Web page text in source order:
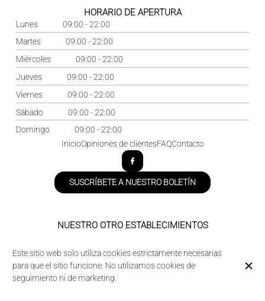
HORARIO DE APERTURA
Lunes
09:00 - 22:00
Martes
09:00 - 22:00
Miércoles
09:00 - 22:00
Jueves
09:00 - 22:00
Viernes
09:00 - 22:00
Sábado
09:00 - 22:00
Domingo
09:00 - 22:00
InicioOpiniones de clientesFAQContacto
SUSCRÍBETE A NUESTRO BOLETÍN
NUESTRO OTRO ESTABLECIMIENTOS
La Taverne de la Metairie
Este sitio web solo utiliza cookies estrictamente necesarias
para que el sitio funcione. No utilizamos cookies de
seguimiento ni de marketing.